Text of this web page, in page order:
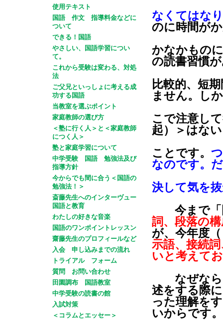
使用テキスト
国語 作文 指導料金などに
ついて
できる！国語
やさしい、国語学習につい
て。
これから受験は変わる、対処
法
ご父兄といっしょに考える成
功する国語
当教室を選ぶポイント
家庭教師の選び方
＜塾に行く人＞と＜家庭教師
につく人＞
塾と家庭学習について
中学受験 国語 勉強法及び
指導方針
今からでも間に合う＜国語の
勉強法！＞
斎藤先生へのインターヴュー
国語と教育
わたしの好きな音楽
国語のワンポイントレッスン
齋藤先生のプロフィールなど
入会 申し込みまでの流れ
トライアル フォーム
質問 お問い合わせ
田園調布 国語教室
中学受験の読書の館
入試対策
＜コラムとエッセー＞
なくてはな
のに時間が
かなかもの
の読書習慣
比較的、短
ません。し
こで注意し
起）＞はな
ことです。
なのです。
決して気を
今まで「
詞、段落の
が、今年度
示語、接続
いと考えて
なぜなら
述をする際
った理解を
いからです。